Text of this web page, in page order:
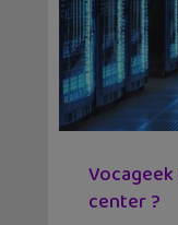
center ?